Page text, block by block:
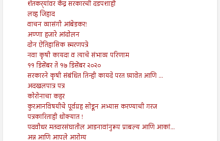
शेतकर्‍यांवर केंद्र सरकारची दडपशाही
लव्ह जिहाद
वाचन व्यासंगी आंबेडकर!
अण्णा हजारे आंदोलन
दोन ऐतिहासिक स्मरणपत्रे
नवा कृषी कायदा व त्याचे संभाव्य परिणाम
११ डिसेंबर ते १७ डिसेंबर २०२०
सरकारने कृषी संबंधित तिन्ही कायदे परत घ्यावेत आणि ...
अदखलपात्र पत्र
कोरोनाचा कहर
कुरआनविषयीचे पूर्वग्रह सोडून अभ्यास करण्याची गरज
पत्रकारिताही धोक्यात !
पदवीधर मतदारसंघातील आडनावांनुरूप प्राबल्य आणि आकां...
अन्न आणि आपले आरोग्य